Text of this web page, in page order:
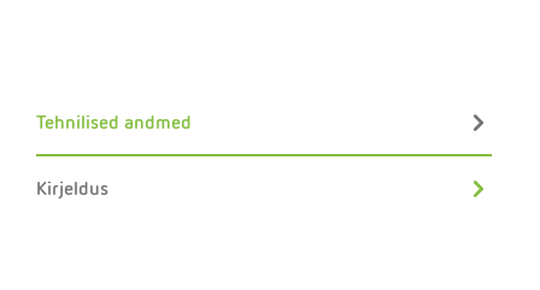
Tehnilised andmed
Kirjeldus